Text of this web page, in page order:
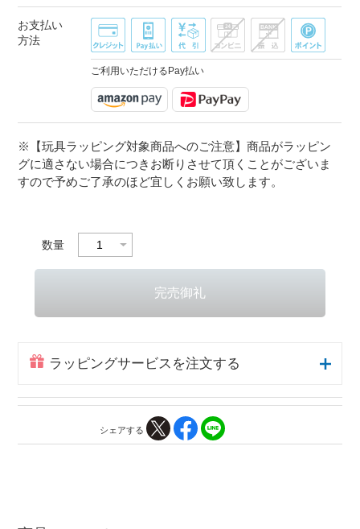
お支払い
方法
ご利用いただけるPay払い
※【玩具ラッピング対象商品へのご注意】商品がラッピン
グに適さない場合につきお断りさせて頂くことがございま
すので予めご了承のほど宜しくお願い致します。
数量
ラッピングサービスを注文する
シェアする